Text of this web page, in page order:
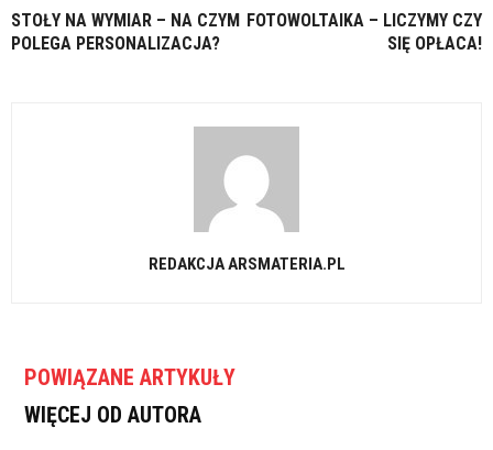
STOŁY NA WYMIAR – NA CZYM
POLEGA PERSONALIZACJA?
FOTOWOLTAIKA – LICZYMY CZY
SIĘ OPŁACA!
REDAKCJA ARSMATERIA.PL
POWIĄZANE ARTYKUŁY
WIĘCEJ OD AUTORA